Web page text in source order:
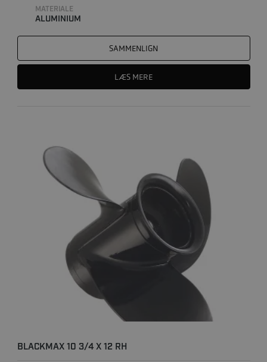
MATERIALE
ALUMINIUM
SAMMENLIGN
LÆS MERE
BLACKMAX 10 3/4 X 12 RH